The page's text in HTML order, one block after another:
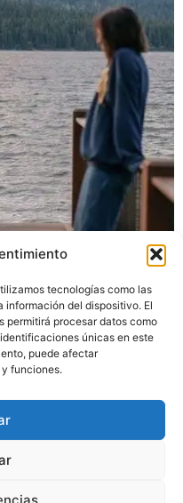
tecnologías como las
información del dispositivo. El
permitirá procesar datos como
únicas en este
puede afectar
funciones.
te pone entre la
no te atreves a
para mañana;
El límite que puede
Política de cookies